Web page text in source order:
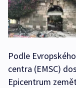
Podle
centra (EMSC)
Epicentrum